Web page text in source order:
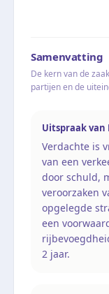
Samenvatting
De kern van de
partijen en de
Uitspraak
Verdachte is
van een
door schuld,
veroorzaken
opgelegde
een
2 jaar.